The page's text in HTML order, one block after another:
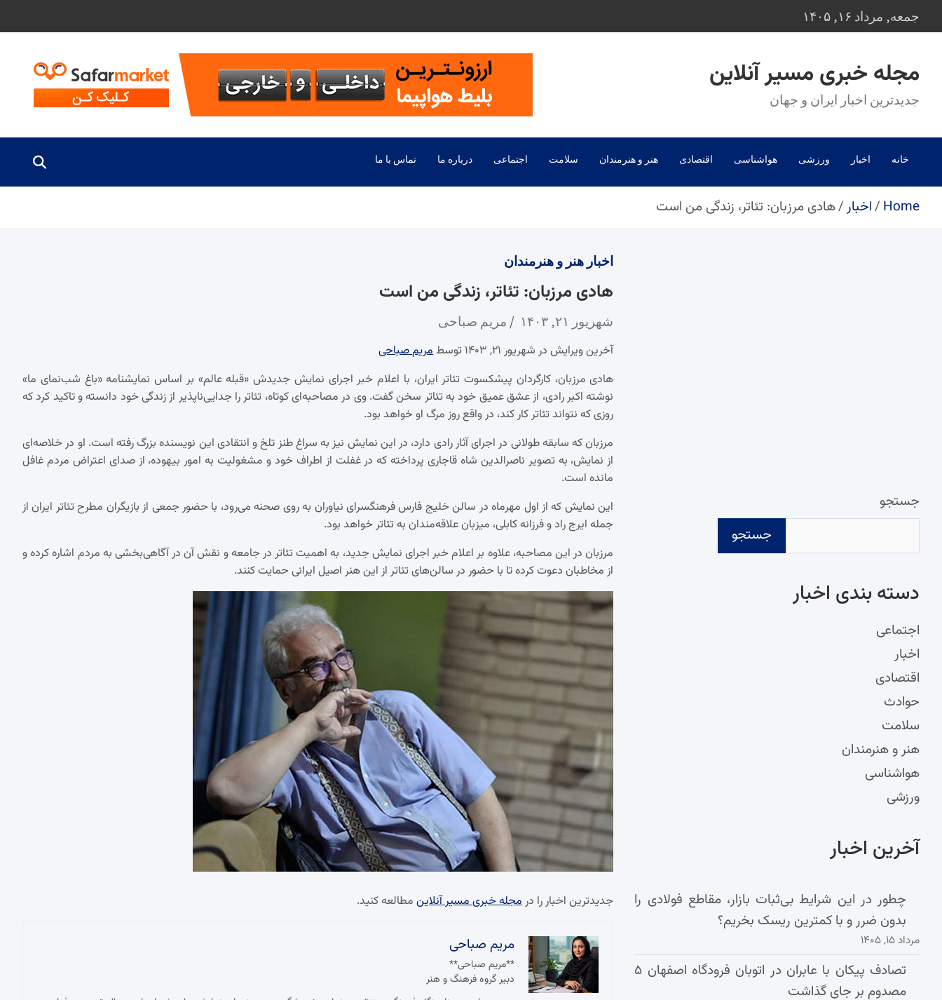
to
جمعه, مرداد ۱۶, ۱۴۰۵
مجله خبری مسیر آنلاین
جدیدترین اخبار ایران و جهان
خانه اخبار ورزشی هواشناسی اقتصادی هنر و هنرمندان سلامت اجتماعی درباره ما تماس با ما
Home اخبار هادی مرزبان: تئاتر، زندگی من است
اخبار هنر و هنرمندان
هادی مرزبان: تئاتر، زندگی من است
شهریور ۲۱, ۱۴۰۳ مریم صباحی
آخرین ویرایش در شهریور ۲۱, ۱۴۰۳ توسط
مریم صباحی
هادی مرزبان، کارگردان پیشکسوت تئاتر ایران، با اعلام خبر اجرای نمایش جدیدش «قبله عالم» بر اساس نمایشنامه «باغ شب‌نمای ما»
نوشته اکبر رادی، از عشق عمیق خود به تئاتر سخن گفت. وی در مصاحبه‌ای کوتاه، تئاتر را جدایی‌ناپذیر از زندگی خود دانسته و تاکید کرد که
روزی که نتواند تئاتر کار کند، در واقع روز مرگ او خواهد بود.
مرزبان که سابقه طولانی در اجرای آثار رادی دارد، در این نمایش نیز به سراغ طنز تلخ و انتقادی این نویسنده بزرگ رفته است. او در خلاصه‌ای
از نمایش، به تصویر ناصرالدین شاه قاجاری پرداخته که در غفلت از اطراف خود و مشغولیت به امور بیهوده، از صدای اعتراض مردم غافل
مانده است.
این نمایش که از اول مهرماه در سالن خلیج فارس فرهنگسرای نیاوران به روی صحنه می‌رود، با حضور جمعی از بازیگران مطرح تئاتر ایران از
جمله ایرج راد و فرزانه کابلی، میزبان علاقه‌مندان به تئاتر خواهد بود.
مرزبان در این مصاحبه، علاوه بر اعلام خبر اجرای نمایش جدید، به اهمیت تئاتر در جامعه و نقش آن در آگاهی‌بخشی به مردم اشاره کرده و
از مخاطبان دعوت کرده تا با حضور در سالن‌های تئاتر از این هنر اصیل ایرانی حمایت کنند.
جدیدترین اخبار را درمجله خبری مسیر آنلاینمطالعه کنید.
مریم صباحی
**مریم صباحی**
دبیر گروه فرهنگ و هنر
جستجو
جستجو
دسته‌ بندی اخبار
اجتماعی
اخبار
اقتصادی
حوادث
سلامت
هنر و هنرمندان
هواشناسی
ورزشی
آخرین اخبار
چطور در این شرایط بی‌ثبات بازار، مقاطع فولادی را
بدون ضرر و با کمترین ریسک بخریم؟
مرداد ۱۵, ۱۴۰۵
تصادف پیکان با عابران در اتوبان فرودگاه اصفهان ۵
مصدوم بر جای گذاشت